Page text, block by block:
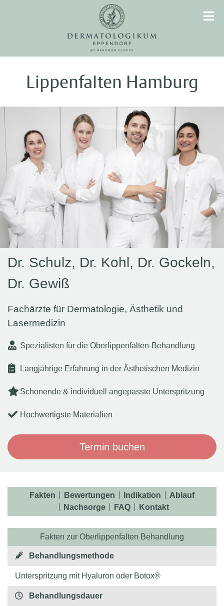
Lippenfalten Hamburg
Dr. Schulz, Dr. Kohl, Dr. Gockeln,
Dr. Gewiß
Fachärzte für Dermatologie, Ästhetik und
Lasermedizin
Spezialisten für die Oberlippenfalten-Behandlung
Langjährige Erfahrung in der Ästhetischen Medizin
Schonende & individuell angepasste Unterspritzung
Hochwertigste Materialien
Termin buchen
Fakten Bewertungen Indikation
Ablauf
Nachsorge
FAQ Kontakt
Fakten zur Oberlippenfalten Behandlung
Behandlungsmethode
Unterspritzung mit Hyaluron oder Botox®
Behandlungsdauer